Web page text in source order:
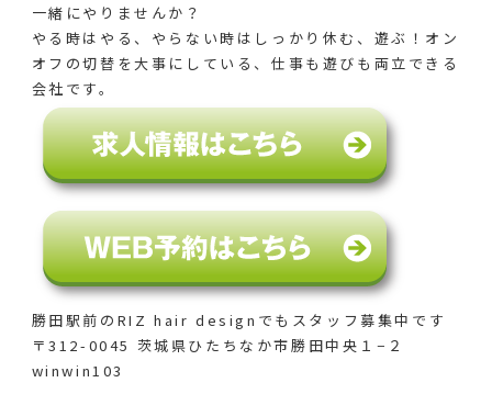
一緒にやりませんか？
やる時はやる、やらない時はしっかり休む、遊ぶ！オン
オフの切替を大事にしている、仕事も遊びも両立できる
会社です。
勝田駅前のRIZ hair designでも スタッフ募集中です
〒312-0045 茨城県ひたちなか市勝田中央１−２
winwin103